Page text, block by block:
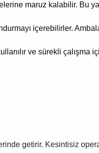
maruz kalabilir. Bu
içerebilirler.
ve sürekli çalışma
getirir. Kesintisiz